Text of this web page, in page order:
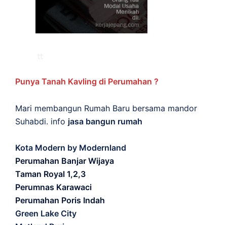
Punya Tanah Kavling di Perumahan ?
Mari membangun Rumah Baru bersama mandor
Suhabdi. info jasa bangun rumah
Kota Modern by Modernland
Perumahan Banjar Wijaya
Taman Royal 1,2,3
Perumnas Karawaci
Perumahan Poris Indah
Green Lake City